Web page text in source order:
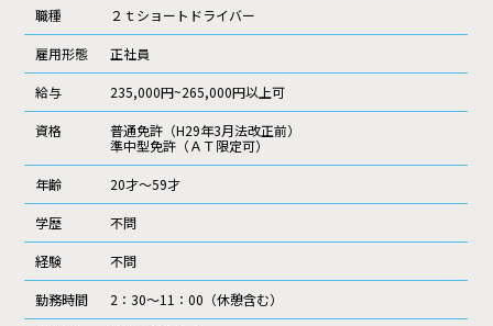
職種 ２ｔショートドライバー
雇用形態 正社員
給与 235,000円~265,000円以上可
資格
普通免許（H29年3月法改正前）
準中型免許（ＡＴ限定可）
年齢 20才～59才
学歴 不問
経験 不問
勤務時間 2：30～11：00（休憩含む）